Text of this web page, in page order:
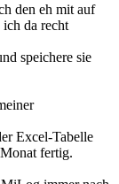
den eh mit auf
da recht
speichere sie
Excel-Tabelle
fertig.